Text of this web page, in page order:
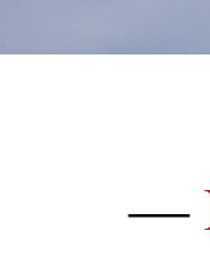
―